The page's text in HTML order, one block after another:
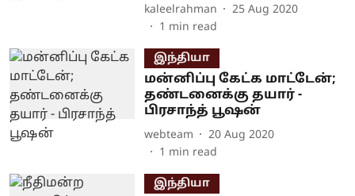
kaleelrahman
25 Aug 2020
1 min read
இந்தியா
மன்னிப்பு கேட்க மாட்டேன்;
தண்டனைக்கு தயார் -
பிரசாந்த் பூஷன்
webteam
20 Aug 2020
1 min read
இந்தியா